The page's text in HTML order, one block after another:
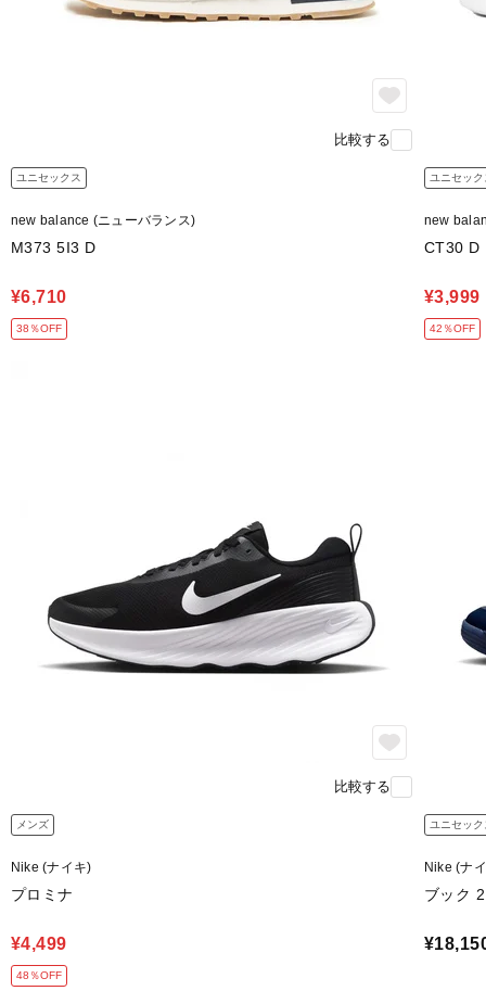
比較する
ユニセックス
new balance (ニューバランス)
M373 5I3 D
¥6,710
38％OFF
ユニセック
new
CT30 D
¥3,999
42％OFF
比較する
メンズ
Nike (ナイキ)
プロミナ
¥4,499
48％OFF
ユニセック
Nike (ナ
ブック